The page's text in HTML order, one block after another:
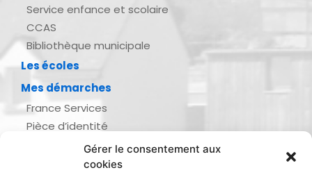
Gérer le consentement aux
cookies
Service enfance et scolaire
CCAS
Bibliothèque municipale
Les écoles
Mes démarches
France Services
Pièce d’identité
Demande d’actes d’état civil